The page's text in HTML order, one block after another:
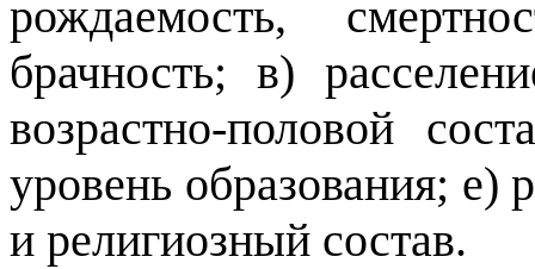
рождаемость,
брачность; в)
возрастно-половой
уровень образования; е)
и религиозный состав.